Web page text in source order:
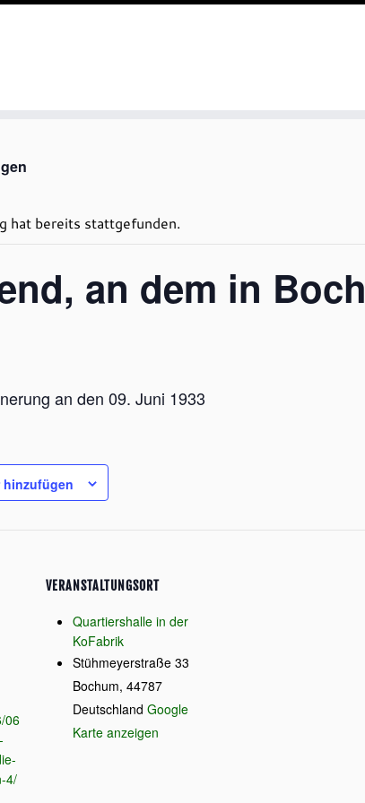
hat bereits stattgefunden.
an dem in
an den 09. Juni 1933
hinzufügen
06
4/
VERANSTALTUNGSORT
Quartiershalle in der
KoFabrik
Stühmeyerstraße 33
Bochum, 44787
Deutschland Google
Karte anzeigen